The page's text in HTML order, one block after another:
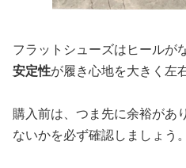
フラットシューズはヒールが
安定性が履き心地を大きく左
購入前は、つま先に余裕があ
ないかを必ず確認しましょう。